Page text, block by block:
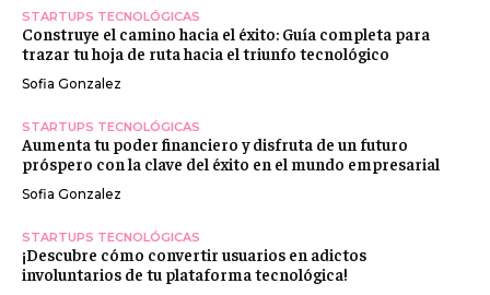
STARTUPS TECNOLÓGICAS
Construye el camino hacia el éxito: Guía completa para
trazar tu hoja de ruta hacia el triunfo tecnológico
Sofia Gonzalez
STARTUPS TECNOLÓGICAS
Aumenta tu poder financiero y disfruta de un futuro
próspero con la clave del éxito en el mundo empresarial
Sofia Gonzalez
STARTUPS TECNOLÓGICAS
¡Descubre cómo convertir usuarios en adictos
involuntarios de tu plataforma tecnológica!